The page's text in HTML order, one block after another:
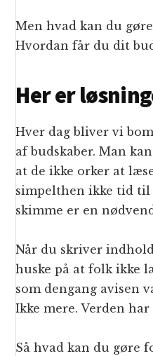
Men hvad kan du
Hvordan får du dit
Her er
Hver dag bliver vi
af budskaber. Man
at de ikke orker at
simpelthen ikke tid til
skimme er en
Når du skriver
huske på at folk ikke
som dengang avisen
Ikke mere. Verden
Så hvad kan du gøre